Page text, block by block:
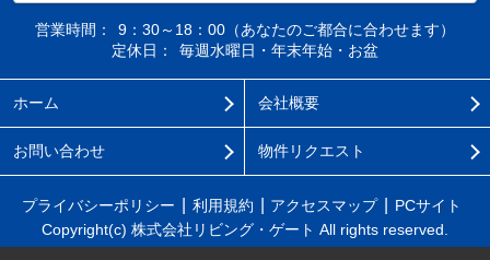
営業時間：
9：30～18：00（あなたのご都合に合わせます）
定休日：
毎週水曜日・年末年始・お盆
ホーム 会社概要
お問い合わせ 物件リクエスト
プライバシーポリシー 利用規約 アクセスマップ
PCサイト
Copyright(c) 株式会社リビング・ゲート All rights reserved.